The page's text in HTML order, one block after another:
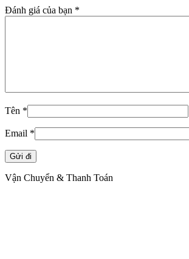
Đánh giá của bạn *
Tên *
Email *
Vận Chuyển & Thanh Toán